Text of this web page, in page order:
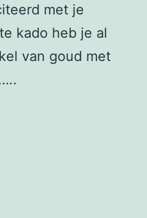
met je
kado heb je al
van goud met